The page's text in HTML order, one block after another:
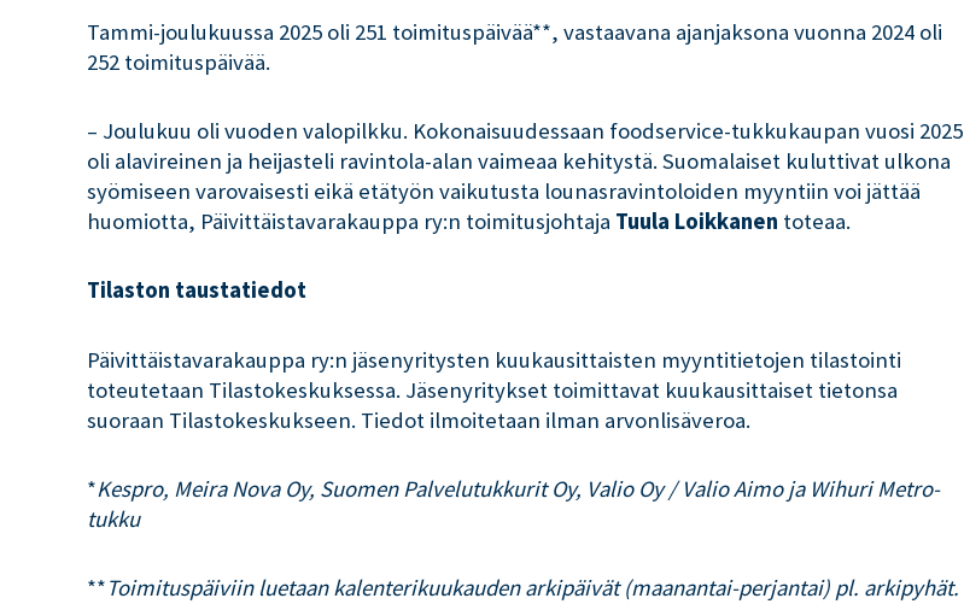
Tammi-joulukuussa 2025 oli 251 toimituspäivää**, vastaavana ajanjaksona vuonna 2024 oli
252 toimituspäivää.
– Joulukuu oli vuoden valopilkku. Kokonaisuudessaan foodservice-tukkukaupan vuosi 2025
oli alavireinen ja heijasteli ravintola-alan vaimeaa kehitystä. Suomalaiset kuluttivat ulkona
syömiseen varovaisesti eikä etätyön vaikutusta lounasravintoloiden myyntiin voi jättää
huomiotta, Päivittäistavarakauppa ry:n toimitusjohtaja Tuula Loikkanen toteaa.
Tilaston taustatiedot
Päivittäistavarakauppa ry:n jäsenyritysten kuukausittaisten myyntitietojen tilastointi
toteutetaan Tilastokeskuksessa. Jäsenyritykset toimittavat kuukausittaiset tietonsa
suoraan Tilastokeskukseen. Tiedot ilmoitetaan ilman arvonlisäveroa.
*Kespro, Meira Nova Oy, Suomen Palvelutukkurit Oy, Valio Oy / Valio Aimo ja Wihuri Metro-
tukku
**Toimituspäiviin luetaan kalenterikuukauden arkipäivät (maanantai-perjantai) pl. arkipyhät.